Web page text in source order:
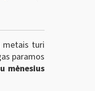
metais turi
paramos
mėnesius